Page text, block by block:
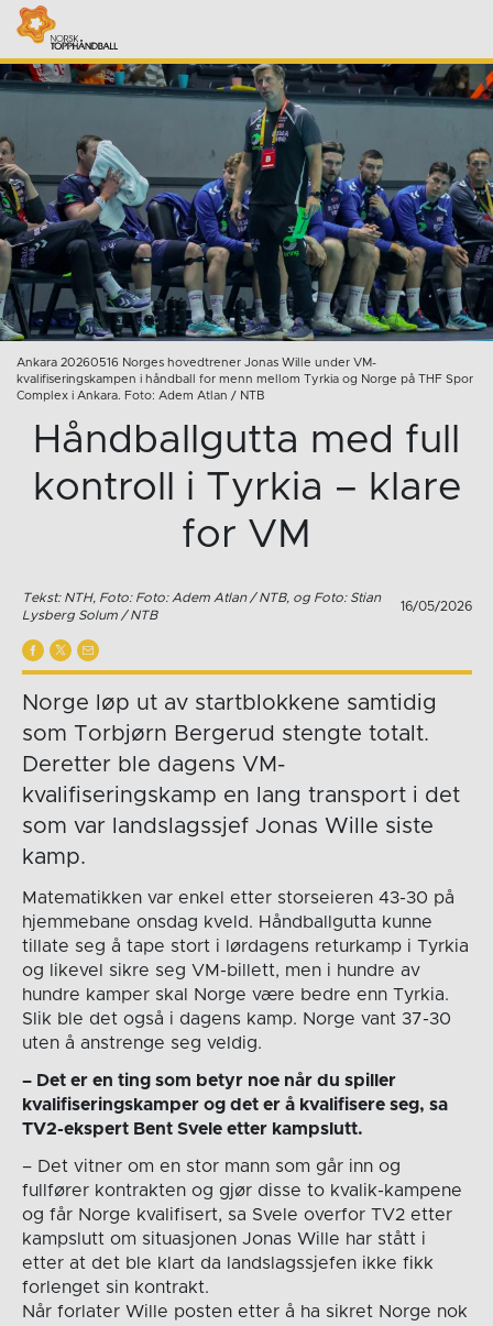
Ankara 20260516 Norges hovedtrener Jonas Wille under VM-
kvalifiseringskampen i håndball for menn mellom Tyrkia og Norge på THF Spor
Complex i Ankara. Foto: Adem Atlan / NTB
Håndballgutta med full
kontroll i Tyrkia – klare
for VM
Tekst: NTH, Foto: Foto: Adem Atlan / NTB, og Foto: Stian
Lysberg Solum / NTB
16/05/2026
Norge løp ut av startblokkene samtidig
som Torbjørn Bergerud stengte totalt.
Deretter ble dagens VM-
kvalifiseringskamp en lang transport i det
som var landslagssjef Jonas Wille siste
kamp.
Matematikken var enkel etter storseieren 43-30 på
hjemmebane onsdag kveld. Håndballgutta kunne
tillate seg å tape stort i lørdagens returkamp i Tyrkia
og likevel sikre seg VM-billett, men i hundre av
hundre kamper skal Norge være bedre enn Tyrkia.
Slik ble det også i dagens kamp. Norge vant 37-30
uten å anstrenge seg veldig.
– Det er en ting som betyr noe når du spiller
kvalifiseringskamper og det er å kvalifisere seg, sa
TV2-ekspert Bent Svele etter kampslutt.
– Det vitner om en stor mann som går inn og
fullfører kontrakten og gjør disse to kvalik-kampene
og får Norge kvalifisert, sa Svele overfor TV2 etter
kampslutt om situasjonen Jonas Wille har stått i
etter at det ble klart da landslagssjefen ikke fikk
forlenget sin kontrakt.
Når forlater Wille posten etter å ha sikret Norge nok